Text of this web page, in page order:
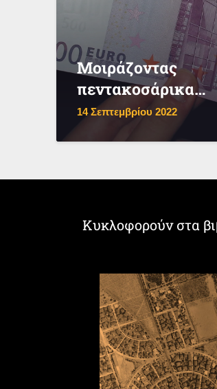
Μοιράζοντας
πεντακοσάρικα…
14 Σεπτεμβρίου 2022
Κυκλοφορούν στα